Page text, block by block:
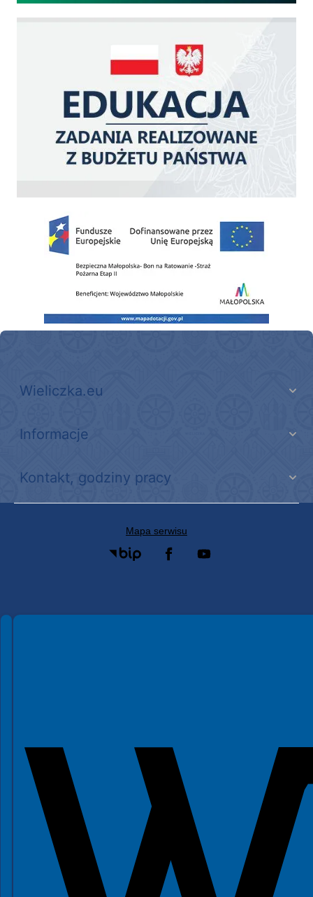
Zakup fabrycznie nowego, średniego samochodu ratowniczo-gaśniczego z
Wieliczka.eu
Informacje
Kontakt, godziny pracy
Mapa serwisu
Spełniamy standardy WCAG 2.2
Spełniamy standardy W3C